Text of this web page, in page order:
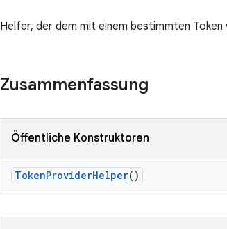
Helfer, der dem mit einem bestimmten
Zusammenfassung
Öffentliche Konstruktoren
TokenProviderHelper()